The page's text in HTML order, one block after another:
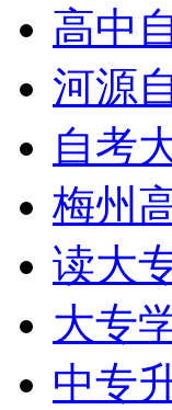
高中
河源
自考
梅州
读大
大专
中专